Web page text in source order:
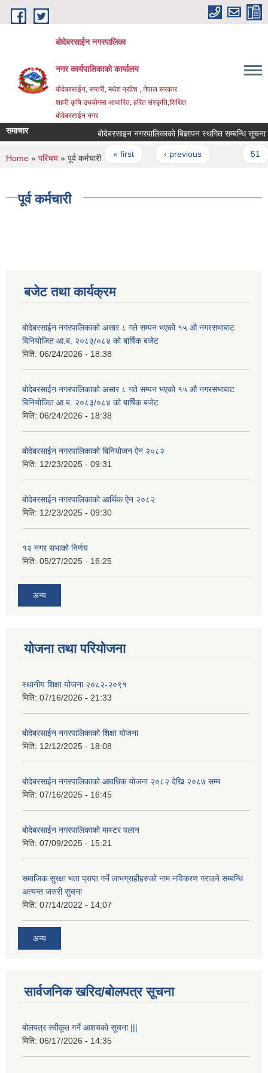
Skip to main content
बोदेबरसाईन नगरपालिका
नगर कार्यपालिकाको कार्यालय
बोदेबरसाईन, सप्तरी, मधेश प्रदेश , नेपाल सरकार
शहरी कृषि उधयोगमा आधारित, हरित संस्कृति,शिक्षित
बोदेबरसाईन नगर
समाचार बोदेबरसाइन नगरपालिकाको बिज्ञापन स्थगित सम्बन्धि सूचना
Pages
« first ‹ previous 51
You are here
Home » परिचय » पूर्व कर्मचारी
पूर्व कर्मचारी
बजेट तथा कार्यक्रम
बोदेबरसाईन नगरपालिकाको असार ८ गते सम्पन भएको १५ ‍‍‍औ नगरसभाबाट
बिनियोजित आ.ब. २०८३/०८४ को बार्षिक बजेट
मिति: 06/24/2026 - 18:38
बोदेबरसाईन नगरपालिकाको असार ८ गते सम्पन भएको १५ ‍‍‍औ नगरसभाबाट
बिनियोजित आ.ब. २०८३/०८४ को बार्षिक बजेट
मिति: 06/24/2026 - 18:38
बोदेबरसाईन नगरपालिकाको बिनियोजन ऐन २०८२
मिति: 12/23/2025 - 09:31
बोदेबरसाईन नगरपालिकाको आर्थिक ऐन २०८२
मिति: 12/23/2025 - 09:30
१२ नगर सभाको निर्णय
मिति: 05/27/2025 - 16:25
अन्य
योजना तथा परियोजना
स्थानीय शिक्षा योजना २०८२-२०९१
मिति: 07/16/2026 - 21:33
बोदेबरसाईन नगरपालिकाको शिक्षा योजना
मिति: 12/12/2025 - 18:08
बोदेबरसाईन नगरपालिकाको आवधिक योजना २०८२ देखि २०८७ सम्म
मिति: 07/16/2025 - 16:45
बोदेबरसाईन नगरपालिकाको मास्टर पलान
मिति: 07/09/2025 - 15:21
समाजिक सुरक्षा भता प्राप्त गर्ने लाभग्राहीहरुको नाम नविकरण गराउने सम्बन्धि
अत्यन्त जरुरी सुचना
मिति: 07/14/2022 - 14:07
अन्य
सार्वजनिक खरिद/बोलपत्र सूचना
बोलपत्र स्वीकूत गर्ने आशयको सूचना |||
मिति: 06/17/2026 - 14:35